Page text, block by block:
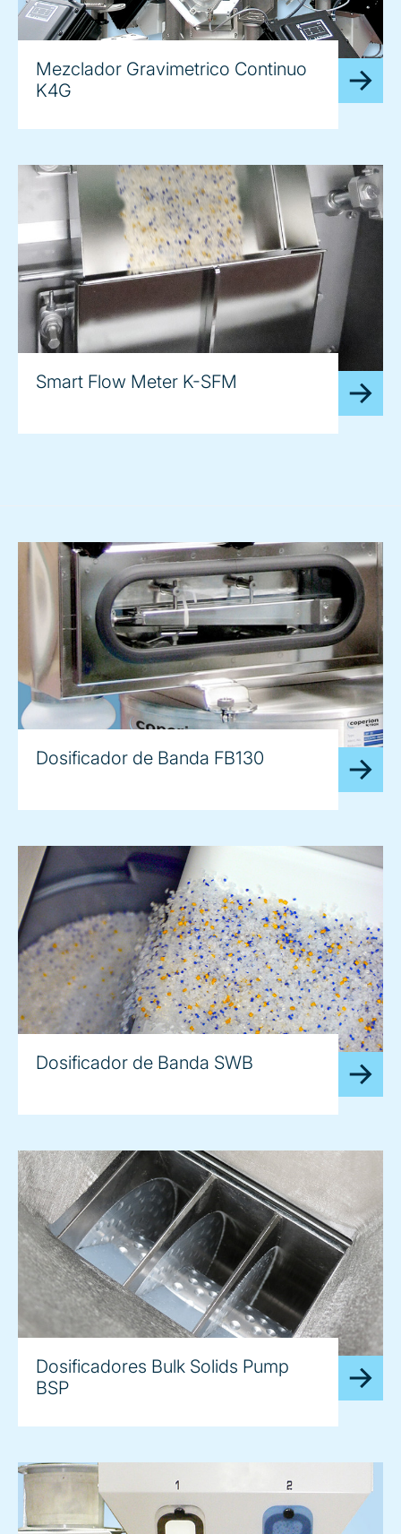
Mezclador Gravimetrico Continuo
K4G
Smart Flow Meter K-SFM
Dosificador de Banda FB130
Dosificador de Banda SWB
Dosificadores Bulk Solids Pump
BSP